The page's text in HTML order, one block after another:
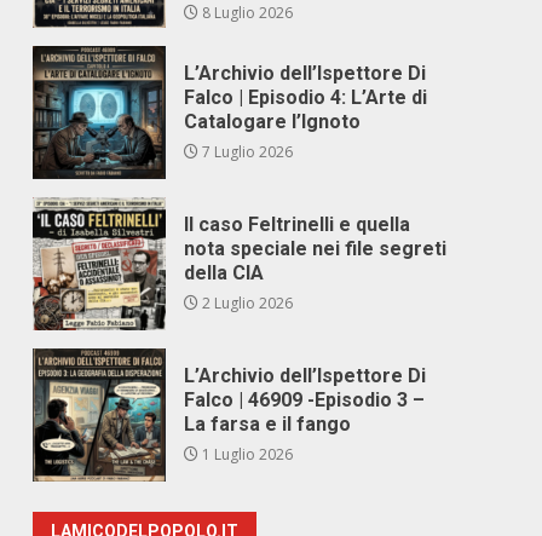
8 Luglio 2026
L’Archivio dell’Ispettore Di
Falco | Episodio 4: L’Arte di
Catalogare l’Ignoto
7 Luglio 2026
Il caso Feltrinelli e quella
nota speciale nei file segreti
della CIA
2 Luglio 2026
L’Archivio dell’Ispettore Di
Falco | 46909 -Episodio 3 –
La farsa e il fango
1 Luglio 2026
LAMICODELPOPOLO.IT